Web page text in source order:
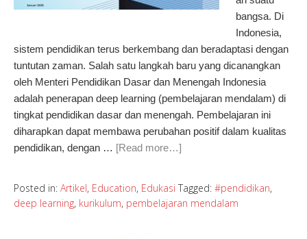
bangsa. Di
Indonesia,
sistem pendidikan terus berkembang dan beradaptasi dengan
tuntutan zaman. Salah satu langkah baru yang dicanangkan
oleh Menteri Pendidikan Dasar dan Menengah Indonesia
adalah penerapan deep learning (pembelajaran mendalam) di
tingkat pendidikan dasar dan menengah. Pembelajaran ini
diharapkan dapat membawa perubahan positif dalam kualitas
pendidikan, dengan … [Read more…]
Posted in: Artikel, Education, Edukasi Tagged: #pendidikan,
deep learning, kurikulum, pembelajaran mendalam